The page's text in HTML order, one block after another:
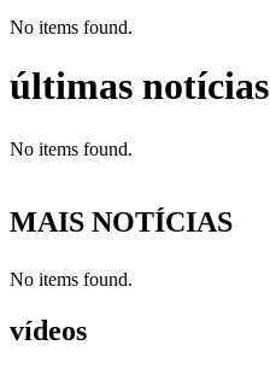
No items found.
últimas notícias
No items found.
MAIS NOTÍCIAS
No items found.
vídeos